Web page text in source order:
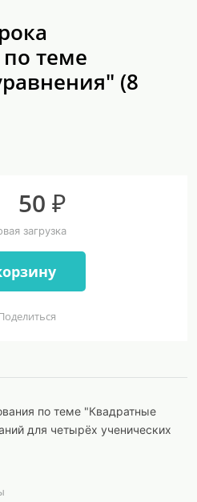
теме
(8
50 ₽
загрузка
по теме "Квадратные
для четырёх ученических